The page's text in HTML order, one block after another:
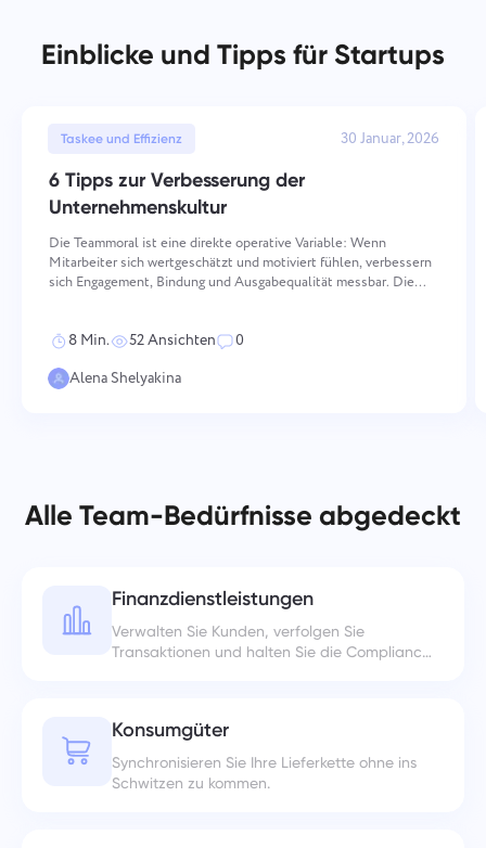
Einblicke und Tipps für Startups
Taskee und Effizienz 30 Januar, 2026
6 Tipps zur Verbesserung der
Unternehmenskultur
Die Teammoral ist eine direkte operative Variable: Wenn
Mitarbeiter sich wertgeschätzt und motiviert fühlen, verbessern
sich Engagement, Bindung und Ausgabequalität messbar. Die
von8 Min. 52 Ansichten
0
Alena Shelyakina
Alle Team-Bedürfnisse abgedeckt
Finanzdienstleistungen
Verwalten Sie Kunden, verfolgen Sie
Transaktionen und halten Sie die Compliance
Konsumgüter
Synchronisieren Sie Ihre Lieferkette ohne ins
Schwitzen zu kommen.